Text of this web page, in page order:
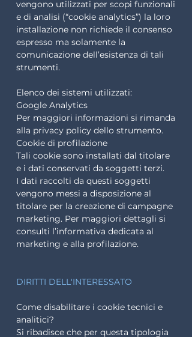
vengono utilizzati per scopi funzionali
e di analisi (“cookie analytics”) la loro
installazione non richiede il consenso
espresso ma solamente la
comunicazione dell’esistenza di tali
strumenti.
Elenco dei sistemi utilizzati:
Google Analytics
Per maggiori informazioni si rimanda
alla privacy policy dello strumento.
Cookie di profilazione
Tali cookie sono installati dal titolare
e i dati conservati da soggetti terzi.
I dati raccolti da questi soggetti
vengono messi a disposizione al
titolare per la creazione di campagne
marketing. Per maggiori dettagli si
consulti l’informativa dedicata al
marketing e alla profilazione.
DIRITTI DELL'INTERESSATO
Come disabilitare i cookie tecnici e
analitici?
Si ribadisce che per questa tipologia